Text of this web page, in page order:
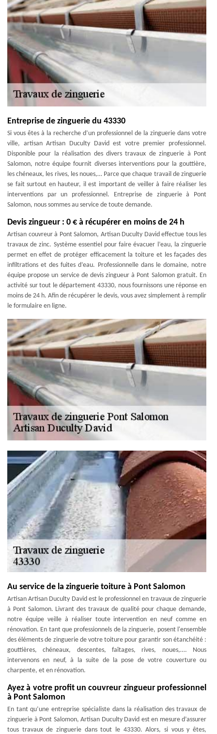
Entreprise de zinguerie du 43330
Si vous êtes à la recherche d’un professionnel de la zinguerie dans votre
ville, artisan Artisan Duculty David est votre premier professionnel.
Disponible pour la réalisation des divers travaux de zinguerie à Pont
Salomon, notre équipe fournit diverses interventions pour la gouttière,
les chéneaux, les rives, les noues,… Parce que chaque travail de zinguerie
se fait surtout en hauteur, il est important de veiller à faire réaliser les
interventions par un professionnel. Entreprise de zinguerie à Pont
Salomon, nous sommes au service de toute demande.
Devis zingueur : 0 € à récupérer en moins de 24 h
Artisan couvreur à Pont Salomon, Artisan Duculty David effectue tous les
travaux de zinc. Système essentiel pour faire évacuer l’eau, la zinguerie
permet en effet de protéger efficacement la toiture et les façades des
infiltrations et des fuites d’eau. Professionnelle dans le domaine, notre
équipe propose un service de devis zingueur à Pont Salomon gratuit. En
activité sur tout le département 43330, nous fournissons une réponse en
moins de 24 h. Afin de récupérer le devis, vous avez simplement à remplir
le formulaire en ligne.
Au service de la zinguerie toiture à Pont Salomon
Artisan Artisan Duculty David est le professionnel en travaux de zinguerie
à Pont Salomon. Livrant des travaux de qualité pour chaque demande,
notre équipe veille à réaliser toute intervention en neuf comme en
rénovation. En tant que professionnels de la zinguerie, posent l'ensemble
des éléments de zinguerie de votre toiture pour garantir son étanchéité :
gouttières, chéneaux, descentes, faîtages, rives, noues,…. Nous
intervenons en neuf, à la suite de la pose de votre couverture ou
charpente, et en rénovation.
Ayez à votre profit un couvreur zingueur professionnel
à Pont Salomon
En tant qu’une entreprise spécialiste dans la réalisation des travaux de
zinguerie à Pont Salomon, Artisan Duculty David est en mesure d’assurer
tous travaux de zinguerie dans tout le 43330. Alors, si vous y êtes,